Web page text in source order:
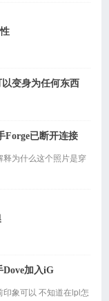
变身为任何东西
Forge已断开连接
释为什么这个照片是穿
加入iG
印象可以 不知道在lpl怎